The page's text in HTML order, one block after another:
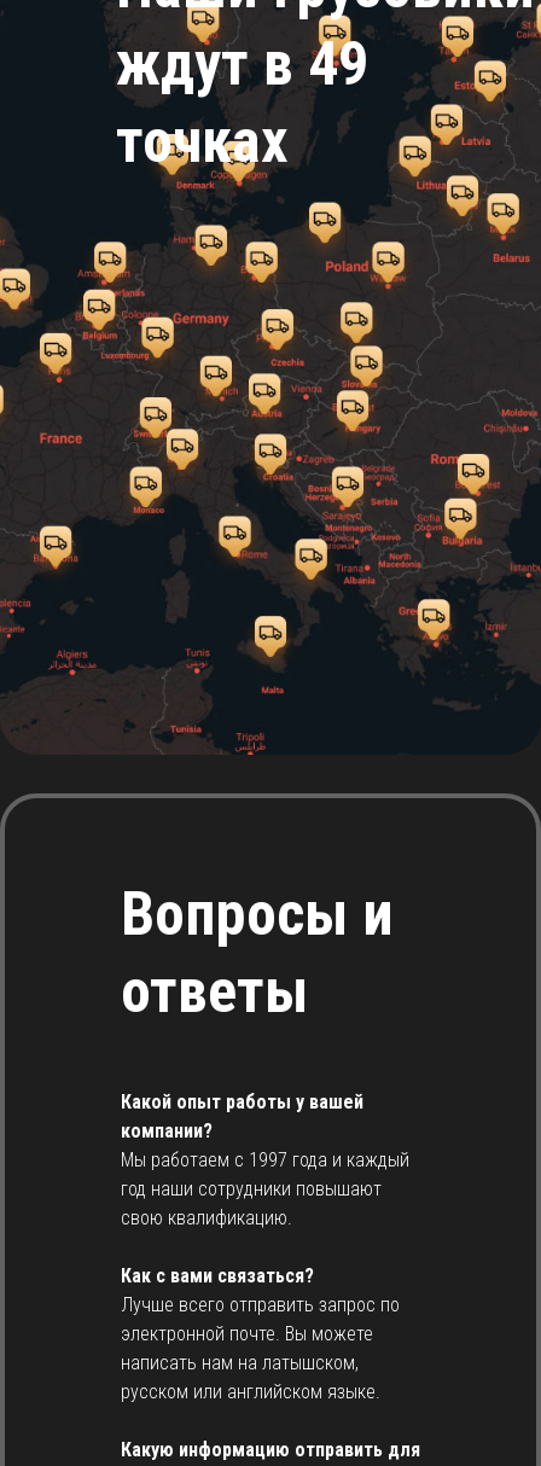
ждут в 49
точках
Вопросы и
ответы
Какой опыт работы у вашей
компании?
Мы работаем с 1997 года и каждый
год наши сотрудники повышают
свою квалификацию.
Как с вами связаться?
Лучше всего отправить запрос по
электронной почте. Вы можете
написать нам на латышском,
русском или английском языке.
Какую информацию отправить для